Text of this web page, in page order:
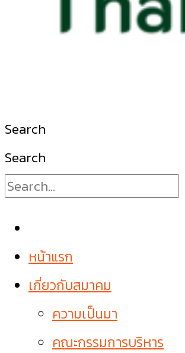
Search
Search
หน้าแรก
เกี่ยวกับสมาคม
ความเป็นมา
คณะกรรมการบริหาร